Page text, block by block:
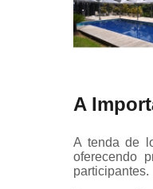
A
A tenda de
oferecendo
participantes.